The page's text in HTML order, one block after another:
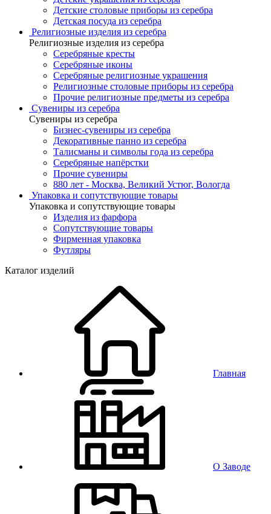
Детские столовые приборы из серебра
Детская посуда из серебра
Религиозные изделия из серебра
Религиозные изделия из серебра
Серебряные кресты
Серебряные иконы
Серебряные религиозные украшения
Религиозные столовые приборы из серебра
Прочие религиозные предметы из серебра
Сувениры из серебра
Сувениры из серебра
Бизнес-сувениры из серебра
Декоративные панно из серебра
Талисманы и символы года из серебра
Серебряные напёрстки
Прочие сувениры
880 лет - Москва, Великий Устюг, Вологда
Упаковка и сопутствующие товары
Упаковка и сопутствующие товары
Изделия из фарфора
Сопутствующие товары
Фирменная упаковка
Футляры
Каталог изделий
Главная
О Заводе